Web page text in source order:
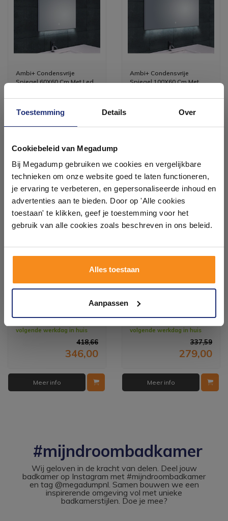
Toestemming Details Over
Cookiebeleid van Megadump
Bij Megadump gebruiken we cookies en vergelijkbare
technieken om onze website goed te laten functioneren,
je ervaring te verbeteren, en gepersonaliseerde inhoud en
advertenties aan te bieden. Door op 'Alle cookies
toestaan' te klikken, geef je toestemming voor het
gebruik van alle cookies zoals beschreven in ons beleid.
Alles toestaan
Aanpassen
Ambi+ Condensvrije
Spiegel 60X60 Cm Met Led
Vóór 14:00 besteld,
volgende werkdag in huis
Meer info
Ambi+ Condensvrije
Spiegel 100X60 Cm Met
Vóór 14:00 besteld,
volgende werkdag in huis
Meer info
volgende werkdag in huis
418,66
346,00
Meer info
Spiegel 80X60 Cm Met
volgende werkdag in huis
337,59
279,00
Meer info
#mijndroombadkamer
Wij geloven in de kracht van delen. Deel jouw
badkamer op Instagram met #mijndroombadkamer
en tag @megadumpnl. Samen bouwen we een
inspirerende omgeving vol met unieke
badkamerstijlen. Doe je mee?
badkamers in onze 1000 m²
showroom
Laat je inspireren door 21 volledig ingerichte
badkameropstellingen – van compact tot luxe. Onze
ervaren adviseurs helpen je persoonlijk, en je vindt
tegels & sanitair direct uit voorraad. Gratis parkeren
op eigen terrein.
Kom langs en ervaar zelf het verschil!